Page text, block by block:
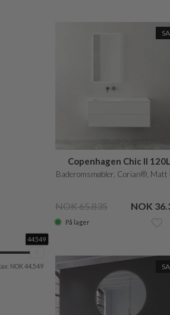
44549
NOK 44.549
Copenhagen Chic II 120L
Baderomsmøbler, Corian®, Matt
NOK 65.835 NOK
På lager